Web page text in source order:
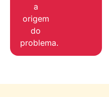
a
origem
do
problema.